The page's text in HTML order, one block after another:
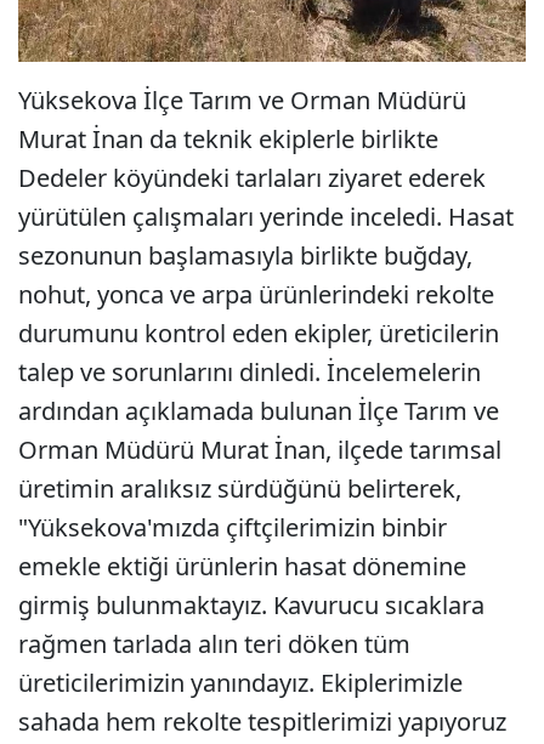
Yüksekova İlçe Tarım ve Orman Müdürü
Murat İnan da teknik ekiplerle birlikte
Dedeler köyündeki tarlaları ziyaret ederek
yürütülen çalışmaları yerinde inceledi. Hasat
sezonunun başlamasıyla birlikte buğday,
nohut, yonca ve arpa ürünlerindeki rekolte
durumunu kontrol eden ekipler, üreticilerin
talep ve sorunlarını dinledi. İncelemelerin
ardından açıklamada bulunan İlçe Tarım ve
Orman Müdürü Murat İnan, ilçede tarımsal
üretimin aralıksız sürdüğünü belirterek,
"Yüksekova'mızda çiftçilerimizin binbir
emekle ektiği ürünlerin hasat dönemine
girmiş bulunmaktayız. Kavurucu sıcaklara
rağmen tarlada alın teri döken tüm
üreticilerimizin yanındayız. Ekiplerimizle
sahada hem rekolte tespitlerimizi yapıyoruz